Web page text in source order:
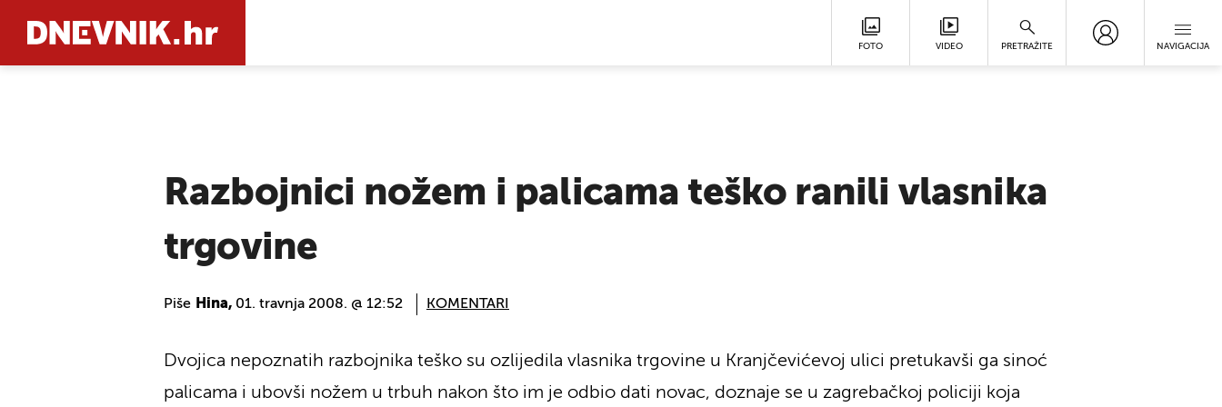
FOTO VIDEO PRETRAŽITE NAVIGACIJA
Razbojnici nožem i palicama teško ranili vlasnika
trgovine
Piše Hina, 01. travnja 2008. @ 12:52 KOMENTARI
Dvojica nepoznatih razbojnika teško su ozlijedila vlasnika trgovine u Kranjčevićevoj ulici pretukavši ga sinoć
palicama i ubovši nožem u trbuh nakon što im je odbio dati novac, doznaje se u zagrebačkoj policiji koja